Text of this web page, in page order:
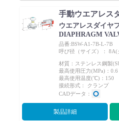
手動ウエアレス
ウエアレスダイヤ
DIAPHRAGM
品番:BSW-A1-7B-L-7B
呼び径（サイズ）： 8A(
材質：ステンレス鋼製
最高使用圧力(MPa)：0.6
最高使用温度(℃)：150
接続形式： クランプ
CADデータ：
製品詳細